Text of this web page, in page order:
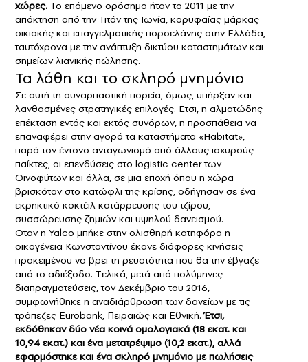
χώρες. Το επόμενο ορόσημο ήταν το 2011 με την
απόκτηση από την Τιτάν της Ιωνία, κορυφαίας μάρκας
οικιακής και επαγγελματικής πορσελάνης στην Ελλάδα,
ταυτόχρονα με την ανάπτυξη δικτύου καταστημάτων και
σημείων λιανικής πώλησης.
Τα λάθη και το σκληρό μνημόνιο
Σε αυτή τη συναρπαστική πορεία, όμως, υπήρξαν και
λανθασμένες στρατηγικές επιλογές. Ετσι, η αλματώδης
επέκταση εντός και εκτός συνόρων, η προσπάθεια να
επαναφέρει στην αγορά τα καταστήματα «Habitat»,
παρά τον έντονο ανταγωνισμό από άλλους ισχυρούς
παίκτες, οι επενδύσεις στο logistic center των
Οινοφύτων και άλλα, σε μια εποχή όπου η χώρα
βρισκόταν στο κατώφλι της κρίσης, οδήγησαν σε ένα
εκρηκτικό κοκτέιλ κατάρρευσης του τζίρου,
συσσώρευσης ζημιών και υψηλού δανεισμού.
Οταν η Yalco μπήκε στην ολισθηρή κατηφόρα η
οικογένεια Kωνσταντίνου έκανε διάφορες κινήσεις
προκειμένου να βρει τη ρευστότητα που θα την έβγαζε
από το αδιέξοδο. Tελικά, μετά από πολύμηνες
διαπραγματεύσεις, τον Δεκέμβριο του 2016,
συμφωνήθηκε η αναδιάρθρωση των δανείων με τις
τράπεζες Eurobank, Πειραιώς και Eθνική.Έτσι,
εκδόθηκαν δύο νέα κοινά ομολογιακά (18 εκατ. και
10,94 εκατ.) και ένα μετατρέψιμο (10,2 εκατ.), αλλά
εφαρμόστηκε και ένα σκληρό μνημόνιο με πωλήσεις